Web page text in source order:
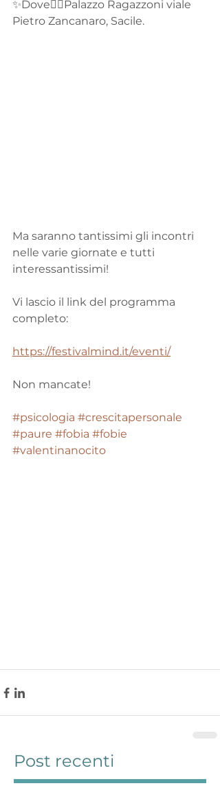
✨Dove👉🏻Palazzo Ragazzoni viale
Pietro Zancanaro, Sacile.
Ma saranno tantissimi gli incontri
nelle varie giornate e tutti
interessantissimi!
Vi lascio il link del programma
completo:
https://festivalmind.it/eventi/
Non mancate!
#psicologia #crescitapersonale
#paure #fobia #fobie
#valentinanocito
Post recenti